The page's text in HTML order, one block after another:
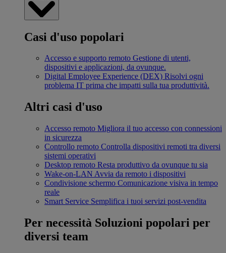
Casi d'uso popolari
Accesso e supporto remoto Gestione di utenti,
dispositivi e applicazioni, da ovunque.
Digital Employee Experience (DEX) Risolvi ogni
problema IT prima che impatti sulla tua produttività.
Altri casi d'uso
Accesso remoto Migliora il tuo accesso con connessioni
in sicurezza
Controllo remoto Controlla dispositivi remoti tra diversi
sistemi operativi
Desktop remoto Resta produttivo da ovunque tu sia
Wake-on-LAN Avvia da remoto i dispositivi
Condivisione schermo Comunicazione visiva in tempo
reale
Smart Service Semplifica i tuoi servizi post-vendita
Per necessità Soluzioni popolari per
diversi team